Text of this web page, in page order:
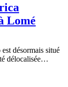
Lomé
désormais situé
délocalisée…